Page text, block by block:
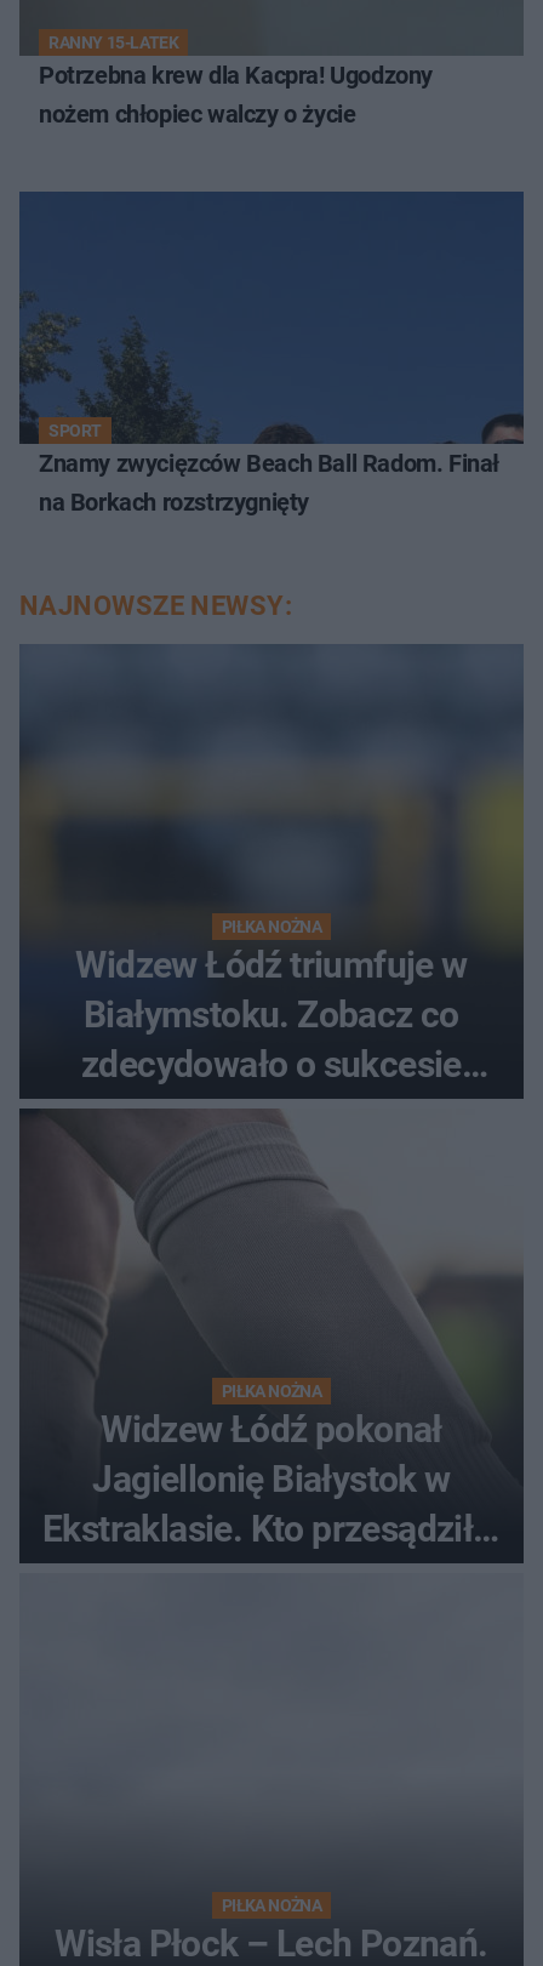
RANNY 15-LATEK
Potrzebna krew dla Kacpra! Ugodzony
nożem chłopiec walczy o życie
SPORT
Znamy zwycięzców Beach Ball Radom. Finał
na Borkach rozstrzygnięty
NAJNOWSZE NEWSY:
PIŁKA NOŻNA
Widzew Łódź triumfuje w
Białymstoku. Zobacz co
zdecydowało o sukcesie
gości
PIŁKA NOŻNA
Widzew Łódź pokonał
Jagiellonię Białystok w
Ekstraklasie. Kto przesądził o
losach meczu?
PIŁKA NOŻNA
Wisła Płock – Lech Poznań.